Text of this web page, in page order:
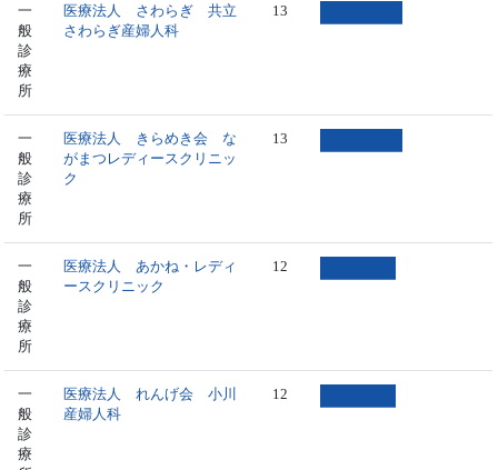
一
般
診
療
所
医療法人 さわらぎ 共立
さわらぎ産婦人科
13
一
般
診
療
所
医療法人 きらめき会 な
がまつレディースクリニッ
ク
13
一
般
診
療
所
医療法人 あかね・レディ
ースクリニック
12
一
般
診
療
医療法人 れんげ会 小川
産婦人科
12